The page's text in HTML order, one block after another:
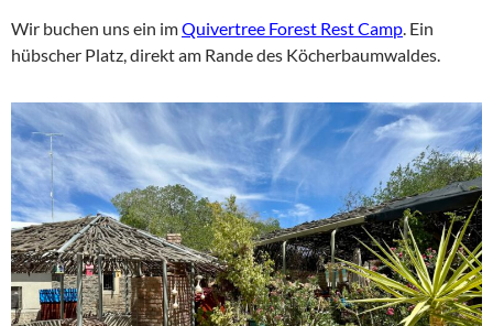
Wir buchen uns ein imQuivertree Forest Rest Camp . Ein
hübscher Platz, direkt am Rande des Köcherbaumwaldes.